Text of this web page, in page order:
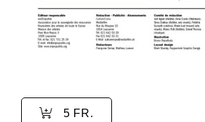
5 FR.